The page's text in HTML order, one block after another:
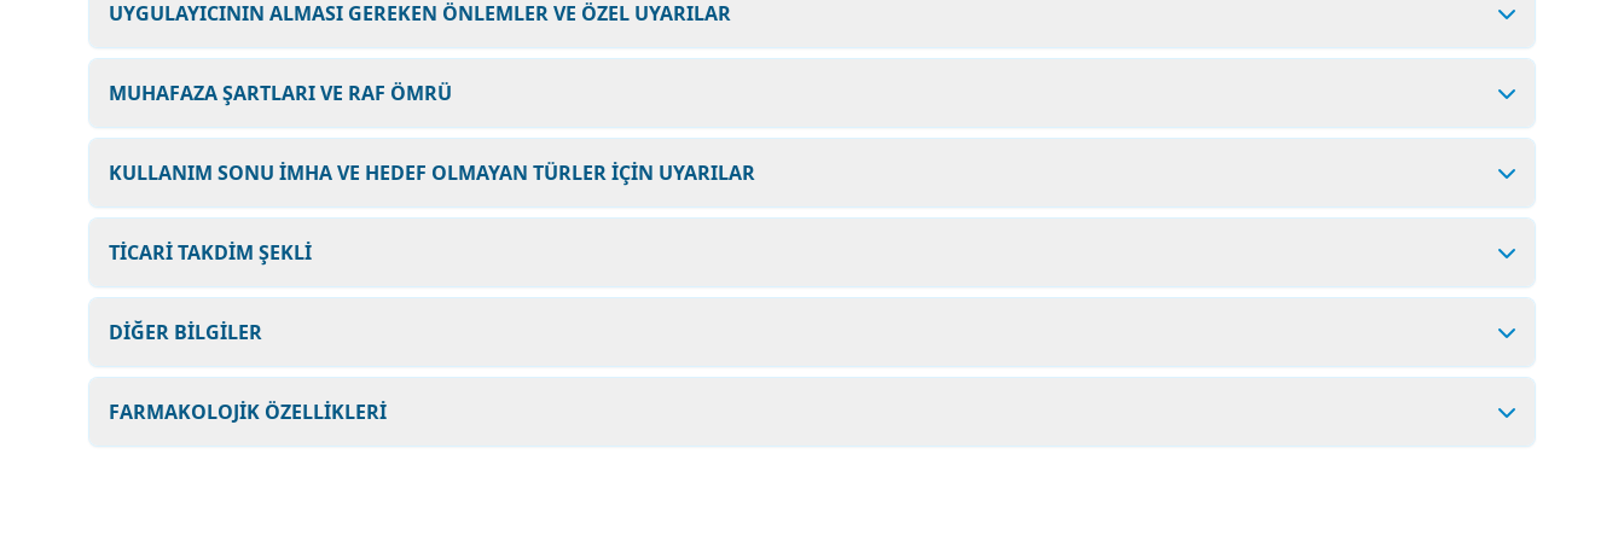
UYGULAYICININ ALMASI GEREKEN ÖNLEMLER VE ÖZEL UYARILAR
MUHAFAZA ŞARTLARI VE RAF ÖMRÜ
KULLANIM SONU İMHA VE HEDEF OLMAYAN TÜRLER İÇİN UYARILAR
TİCARİ TAKDİM ŞEKLİ
DİĞER BİLGİLER
FARMAKOLOJİK ÖZELLİKLERİ